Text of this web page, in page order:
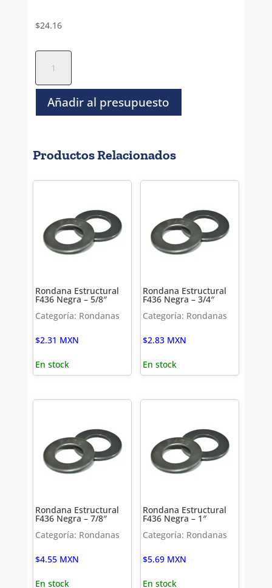
$24.16
Estructural
F436
Negra
-
cantidad
Añadir al presupuesto
Productos Relacionados
Rondana Estructural
F436 Negra – 5/8″
Categoría: Rondanas
$2.31 MXN
En stock
Rondana Estructural
F436 Negra – 3/4″
Categoría: Rondanas
$2.83 MXN
En stock
Rondana Estructural
F436 Negra – 7/8″
Categoría: Rondanas
$4.55 MXN
En stock
Rondana Estructural
F436 Negra – 1″
Categoría: Rondanas
$5.69 MXN
En stock